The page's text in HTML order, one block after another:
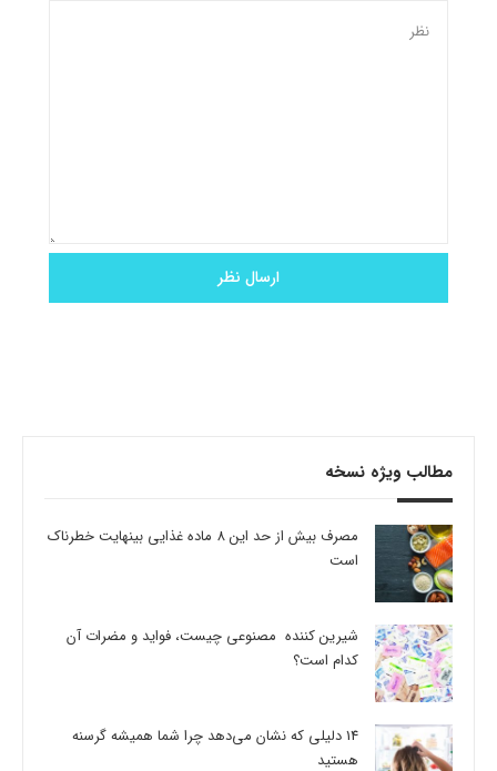
مطالب ویژه نسخه
مصرف بیش از حد این 8 ماده غذایی بینهایت خطرناک
است
شیرین کننده مصنوعی چیست، فواید و مضرات آن
کدام است؟
14 دلیلی که نشان می‌دهد چرا شما همیشه گرسنه
هستید